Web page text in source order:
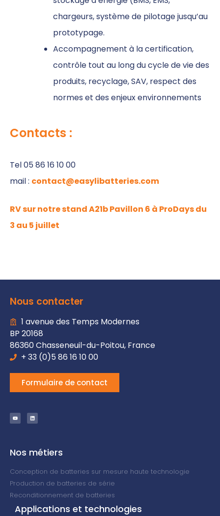
chargeurs, système de pilotage jusqu’au
prototypage.
Accompagnement à la certification,
contrôle tout au long du cycle de vie des
produits, recyclage, SAV, respect des
normes et des enjeux environnements
Contacts :
Tel 05 86 16 10 00
mail : contact@easylibatteries.com
RV sur notre stand A21b Pavillon 6 à ProDays du
3 au 5 juillet
Nous contacter
1 avenue des Temps Modernes
BP 20168
86360 Chasseneuil-du-Poitou, France
+ 33 (0)5 86 16 10 00
Formulaire de contact
Nos métiers
Conception de batteries sur mesure haute technologie
Production de batteries de série
Reconditionnement de batteries
Applications et technologies